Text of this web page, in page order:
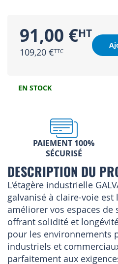
91,00 €
109,20 €
EN STOCK
PAIEMENT 100%
SÉCURISÉ
DESCRIPTION DU
L'étagère industrielle
galvanisé à claire-voie
améliorer vos espaces de
offrant solidité et
pour les environnements
industriels et
parfaitement aux